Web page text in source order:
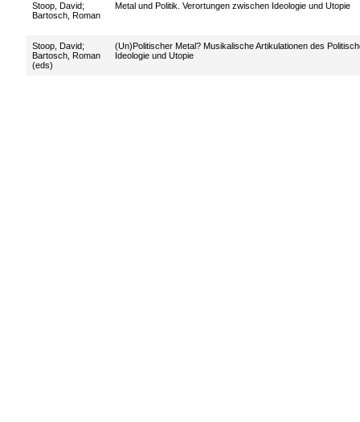
Stoop, David;
Bartosch, Roman
Metal und Politik. Verortungen zwischen Ideologie und Utopie
Stoop, David;
Bartosch, Roman
(eds)
(Un)Politischer Metal? Musikalische Artikulationen des
Ideologie und Utopie